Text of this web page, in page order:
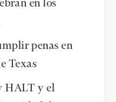
en los
penas en
Texas
HALT y el